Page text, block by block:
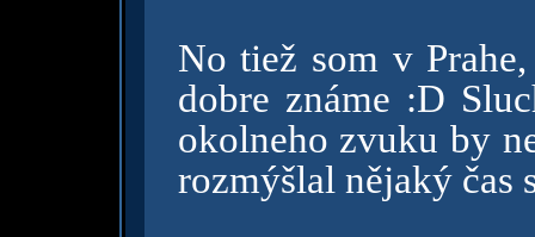
No tiež som v
dobre známe :D
okolneho zvuku by
rozmýšlal nějaký čas